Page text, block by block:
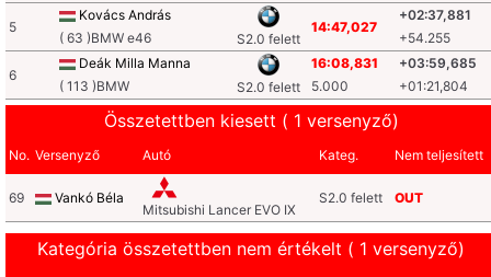
5
Kovács András
( 63 )BMW e46
S2.0 felett
14:47,027
+02:37,881
+54.255
6
Deák Milla Manna
( 113 )BMW
S2.0 felett
16:08,831
5.000
+03:59,685
+01:21,804
Összetettben kiesett ( 1 versenyző)
No. Versenyző Autó Kateg. Nem teljesített
69 Vankó Béla
Mitsubishi Lancer EVO IX
S2.0 felett OUT
Kategória összetettben nem értékelt ( 1 versenyző)